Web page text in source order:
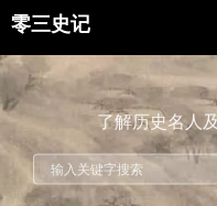
零三史记
了解历史名人